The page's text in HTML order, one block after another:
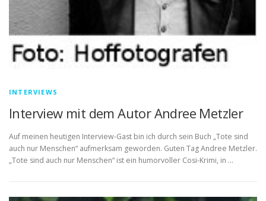
INTERVIEWS
Interview mit dem Autor Andree Metzler
Auf meinen heutigen Interview-Gast bin ich durch sein Buch „Tote sind
auch nur Menschen“ aufmerksam geworden. Guten Tag Andree Metzler.
„Tote sind auch nur Menschen“ ist ein humorvoller Cosi-Krimi, in …